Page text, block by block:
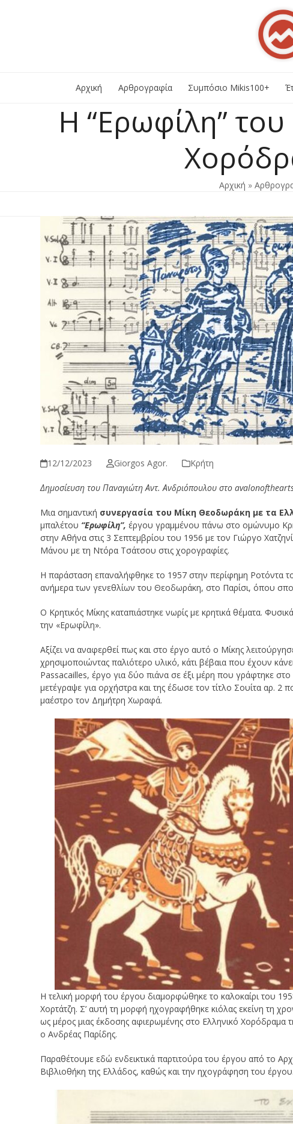
Αρχική Αρθρογραφία Συμπόσιο Mikis100+
Η “Ερωφίλη”
Αρχική »
12/12/2023 Giorgos Agor. Κρήτη
Δημοσίευση του Παναγιώτη Αντ. Ανδριόπουλου στο
Μια σημαντική συνεργασία του Μίκη Θεοδωράκη με τα
μπαλέτου “Ερωφίλη”, έργου γραμμένου πάνω στο ομώνυμο
στην Αθήνα στις 3 Σεπτεμβρίου του 1956 με τον Γιώργο
Μάνου με τη Ντόρα Τσάτσου στις χορογραφίες.
Η παράσταση επαναλήφθηκε το 1957 στην περίφημη Ροτόντα
ανήμερα των γενεθλίων του Θεοδωράκη, στο Παρίσι, όπου
Ο Κρητικός Μίκης καταπιάστηκε νωρίς με κρητικά θέματα.
την «Ερωφίλη».
Αξίζει να αναφερθεί πως και στο έργο αυτό ο Μίκης
χρησιμοποιώντας παλιότερο υλικό, κάτι βέβαια που έχουν
Passacailles, έργο για δύο πιάνα σε έξι μέρη που γράφτηκε
μετέγραψε για ορχήστρα και της έδωσε τον τίτλο Σουίτα αρ.
μαέστρο τον Δημήτρη Χωραφά.
Η τελική μορφή του έργου διαμορφώθηκε το καλοκαίρι του
Χορτάτζη. Σ’ αυτή τη μορφή ηχογραφήθηκε κιόλας εκείνη τη
ως μέρος μιας έκδοσης αφιερωμένης στο Ελληνικό
ο Ανδρέας Παρίδης.
Παραθέτουμε εδώ ενδεικτικά παρτιτούρα του έργου από το
Βιβλιοθήκη της Ελλάδος, καθώς και την ηχογράφηση του έργου.